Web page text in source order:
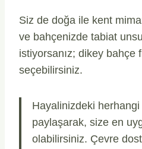
Siz de doğa ile kent
ve bahçenizde tabiat
istiyorsanız; dikey bahçe
seçebilirsiniz.
Hayalinizdeki herhangi
paylaşarak, size en
olabilirsiniz. Çevre